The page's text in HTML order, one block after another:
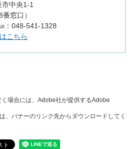
市中央1-1
窓口）
：048-541-1328
こちら
場合には、Adobe社が提供するAdobe
、バナーのリンク先からダウンロードしてく